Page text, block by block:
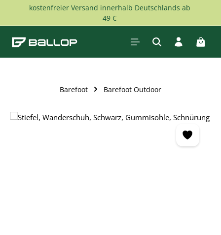
Zum Hauptinhalt springen
kostenfreier Versand innerhalb Deutschlands ab
49 €
Barefoot Barefoot Outdoor
Bildergalerie überspringen